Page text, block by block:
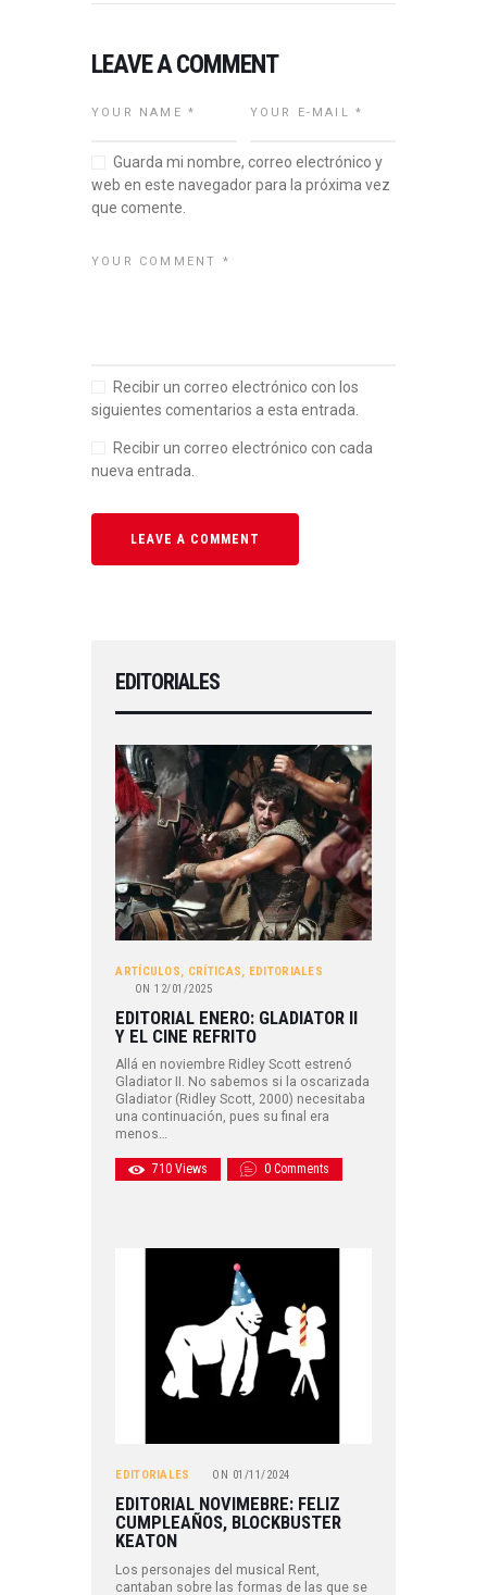
LEAVE A COMMENT
Guarda mi nombre, correo electrónico y
web en este navegador para la próxima vez
que comente.
Recibir un correo electrónico con los
siguientes comentarios a esta entrada.
Recibir un correo electrónico con cada
nueva entrada.
EDITORIALES
ARTÍCULOS, CRÍTICAS, EDITORIALES
ON 12/01/2025
EDITORIAL ENERO: GLADIATOR II
Y EL CINE REFRITO
Allá en noviembre Ridley Scott estrenó
Gladiator II. No sabemos si la oscarizada
Gladiator (Ridley Scott, 2000) necesitaba
una continuación, pues su final era
menos…
710 Views 0 Comments
EDITORIALES ON 01/11/2024
EDITORIAL NOVIMEBRE: FELIZ
CUMPLEAÑOS, BLOCKBUSTER
KEATON
Los personajes del musical Rent,
cantaban sobre las formas de las que se